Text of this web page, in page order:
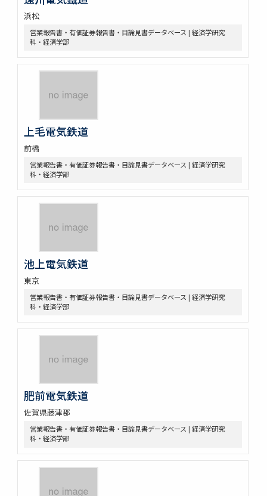
浜松
営業報告書・有価証券報告書・目論見書データベース | 経済学研究
科・経済学部
上毛電気鉄道
前橋
営業報告書・有価証券報告書・目論見書データベース | 経済学研究
科・経済学部
池上電気鉄道
東京
営業報告書・有価証券報告書・目論見書データベース | 経済学研究
科・経済学部
肥前電気鉄道
佐賀県藤津郡
営業報告書・有価証券報告書・目論見書データベース | 経済学研究
科・経済学部